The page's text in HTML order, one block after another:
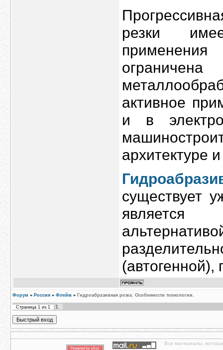
резки
активное
и в
архитектуре
существует
является
(автогенной),
Форум » Россия » Флейм » Гидроабразивная резка. Особенности технологии.
Страница 1 из 1 1
Все материалы,